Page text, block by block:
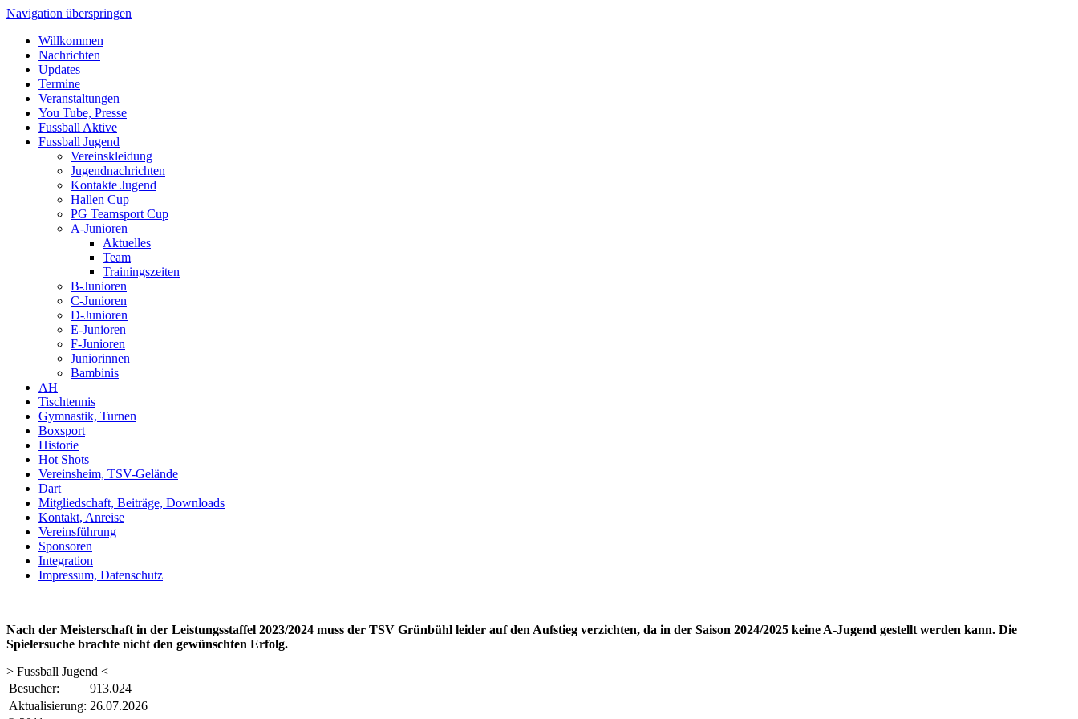
Navigation überspringen
Willkommen
Nachrichten
Updates
Termine
Veranstaltungen
You Tube, Presse
Fussball Aktive
Fussball Jugend
Vereinskleidung
Jugendnachrichten
Kontakte Jugend
Hallen Cup
PG Teamsport Cup
A-Junioren
Aktuelles
Team
Trainingszeiten
B-Junioren
C-Junioren
D-Junioren
E-Junioren
F-Junioren
Juniorinnen
Bambinis
AH
Tischtennis
Gymnastik, Turnen
Boxsport
Historie
Hot Shots
Vereinsheim, TSV-Gelände
Dart
Mitgliedschaft, Beiträge, Downloads
Kontakt, Anreise
Vereinsführung
Sponsoren
Integration
Impressum, Datenschutz
Nach der Meisterschaft in der Leistungsstaffel 2023/2024 muss der TSV Grünbühl leider auf den Aufstieg verzichten, da in der Saison 2024/2025 keine A-Jugend gestellt werden kann. Die
Spielersuche brachte nicht den gewünschten Erfolg.
> Fussball Jugend <
Besucher:
913.024
Aktualisierung: 26.07.2026